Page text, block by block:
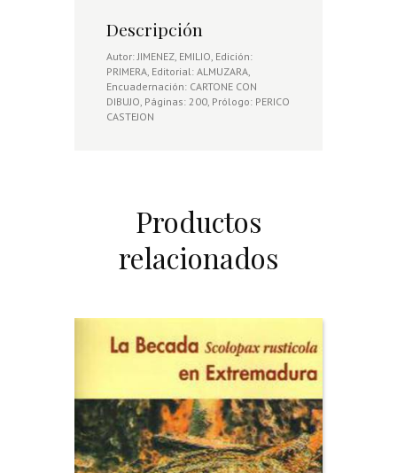
Descripción
Autor: JIMENEZ, EMILIO, Edición:
PRIMERA, Editorial: ALMUZARA,
Encuadernación: CARTONE CON
DIBUJO, Páginas: 200, Prólogo: PERICO
CASTEJON
Productos
relacionados